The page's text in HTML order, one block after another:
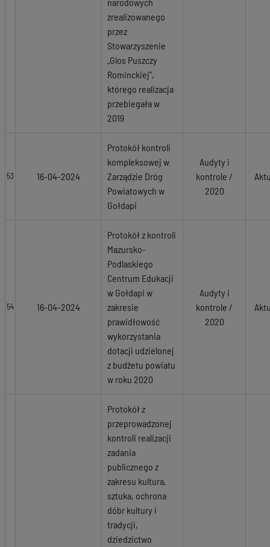
zrealizowanego
przez
Stowarzyszenie
„Glos Puszczy
Rominckiej”,
którego realizacja
przebiegała w
2019
53 16-04-2024
Protokół kontroli
kompleksowej w
Zarządzie Dróg
Powiatowych w
Gołdapi
Audyty i
kontrole /
2020
54 16-04-2024
Protokół z kontroli
Mazursko-
Podlaskiego
Centrum Edukacji
w Gołdapi w
zakresie
prawidłowość
wykorzystania
dotacji udzielonej
z budżetu powiatu
w roku 2020
Audyty i
kontrole /
2020
Protokół z
przeprowadzonej
kontroli realizacji
zadania
publicznego z
zakresu kultura,
sztuka, ochrona
dóbr kultury i
tradycji,
dziedzictwo